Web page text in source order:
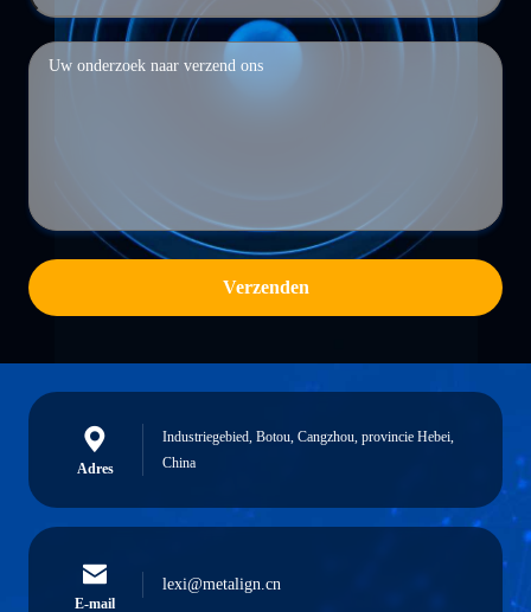
Verzenden
Adres
Industriegebied, Botou, Cangzhou, provincie Hebei,
China
E-mail
lexi@metalign.cn